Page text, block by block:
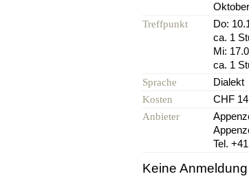
Treffpunkt
Do:
ca. 1
Mi:
ca. 1
Sprache Dialekt
Kosten CHF
Anbieter
Tel.
Keine